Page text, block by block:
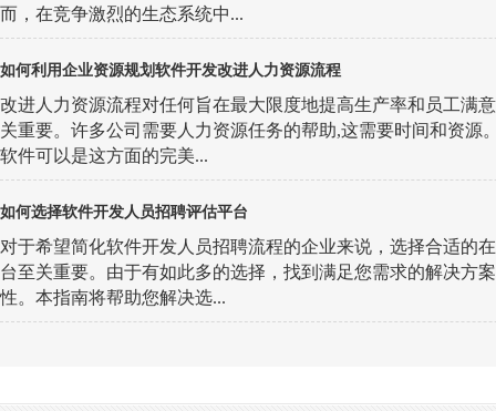
而，在竞争激烈的生态系统中...
如何利用企业资源规划软件开发改进人力资源流程
改进人力资源流程对任何旨在最大限度地提高生产率和员工满
关重要。许多公司需要人力资源任务的帮助,这需要时间和资源
软件可以是这方面的完美...
如何选择软件开发人员招聘评估平台
对于希望简化软件开发人员招聘流程的企业来说，选择合适的
台至关重要。由于有如此多的选择，找到满足您需求的解决方
性。本指南将帮助您解决选...